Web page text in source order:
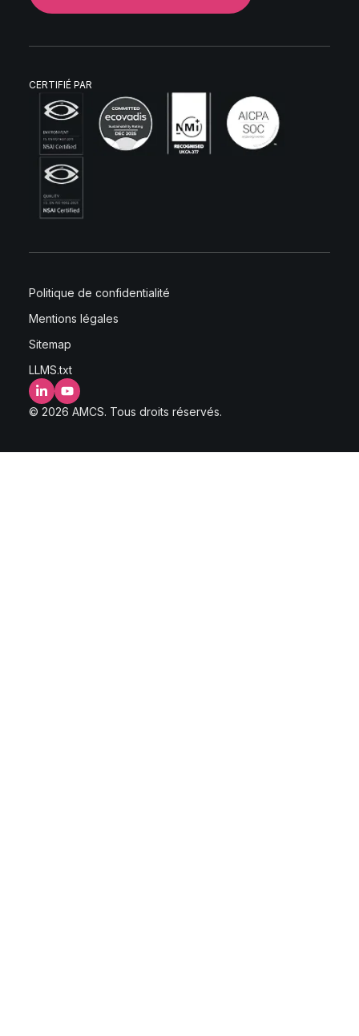
CERTIFIÉ PAR
Politique de confidentialité
Mentions légales
Sitemap
LLMS.txt
LinkedInYouTube
© 2026 AMCS. Tous droits réservés.